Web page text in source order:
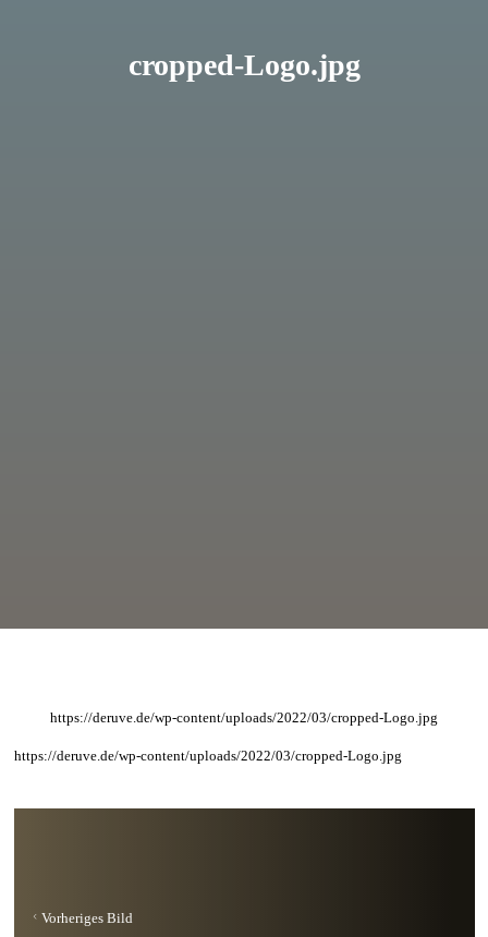
cropped-Logo.jpg
https://deruve.de/wp-content/uploads/2022/03/cropped-Logo.jpg
https://deruve.de/wp-content/uploads/2022/03/cropped-Logo.jpg
Vorheriges Bild